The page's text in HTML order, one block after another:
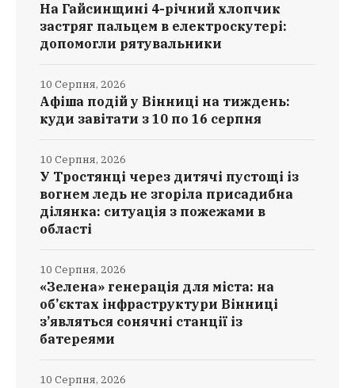
На Гайсинщині 4-річний хлопчик
застряг пальцем в електроскутері:
допомогли рятувальники
Афіша подій у Вінниці на тиждень:
куди завітати з 10 по 16 серпня
10 Серпня, 2026
У Тростянці через дитячі пустощі із
вогнем ледь не згоріла присадибна
ділянка: ситуація з пожежами в
області
10 Серпня, 2026
«Зелена» генерація для міста: на
об’єктах інфраструктури Вінниці
з’являться сонячні станції із
батереями
10 Серпня, 2026
10 Серпня, 2026